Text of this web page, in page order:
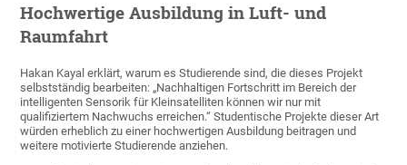
Hochwertige Ausbildung in Luft- und
Raumfahrt
Hakan Kayal erklärt, warum es Studierende sind, die dieses Projekt
selbstständig bearbeiten: „Nachhaltigen Fortschritt im Bereich der
intelligenten Sensorik für Kleinsatelliten können wir nur mit
qualifiziertem Nachwuchs erreichen.“ Studentische Projekte dieser Art
würden erheblich zu einer hochwertigen Ausbildung beitragen und
weitere motivierte Studierende anziehen.